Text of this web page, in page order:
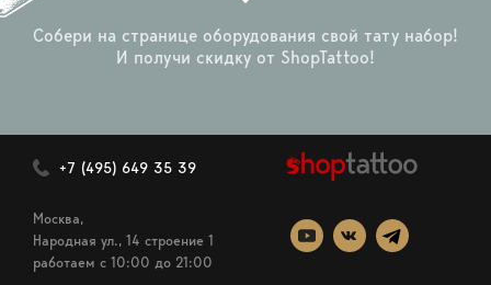
Собери на странице оборудования свой тату набор!
И получи скидку от ShopTattoo!
+7 (495) 649 35 39
Москва,
Народная ул., 14 строение 1
работаем c 10:00 до 21:00